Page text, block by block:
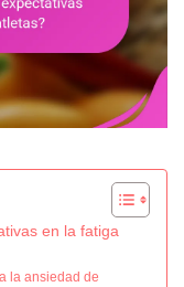
en la fatiga
la ansiedad de